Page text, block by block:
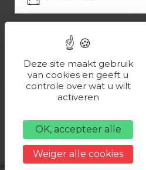
ESPACE PRESSE
LES
Politique
Une réalisation
Deze site maakt gebruik
van cookies en geeft u
controle over wat u wilt
activeren
OK, accepteer alle
Weiger alle cookies